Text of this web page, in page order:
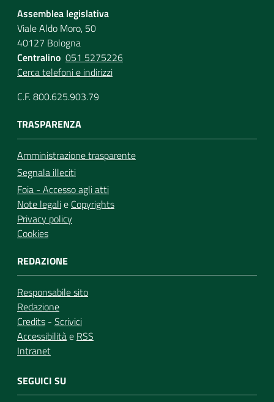
Per i cittadini
Assemblea legislativa
Viale Aldo Moro, 50
40127 Bologna
Centralino 051 5275226
Cerca telefoni e indirizzi
C.F. 800.625.903.79
TRASPARENZA
Amministrazione trasparente
Segnala illeciti
Foia - Accesso agli atti
Note legalie Copyrights
Privacy policy
Cookies
REDAZIONE
Responsabile sito
Redazione
Credits - Scrivici
Accessibilitàe RSS
Intranet
SEGUICI SU